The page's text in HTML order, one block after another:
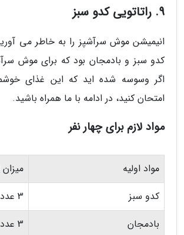
9. راتاتویی کدو سبز
انیمیشن موش سرآشپز را به خاطر می
کدو سبز و بادمجان بود که برای موش
اگر وسوسه شده اید که این غذای
امتحان کنید، در ادامه با ما همراه باشید.
مواد لازم برای چهار نفر
مواد اولیه
میزان
کدو سبز
3 عدد
بادمجان
3 عدد